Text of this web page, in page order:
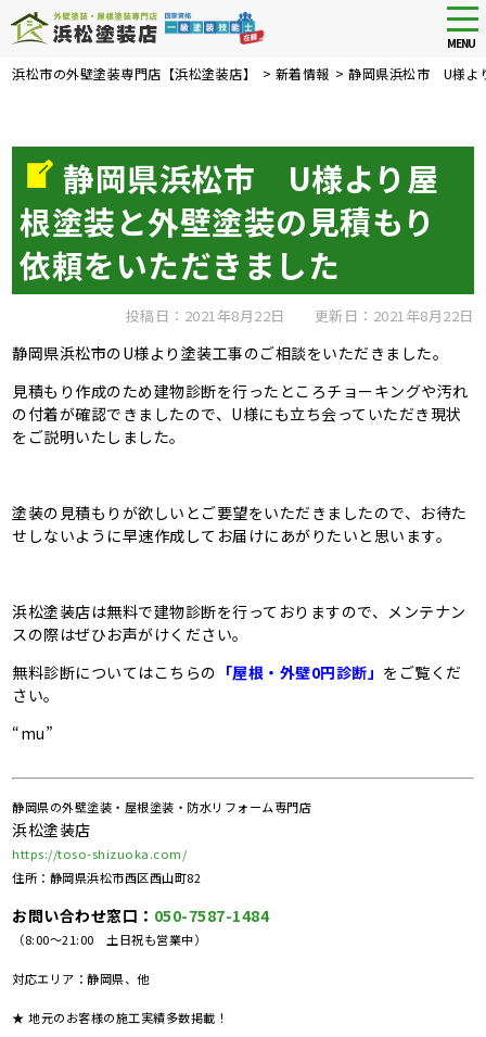
Skip
MENU
浜松市の外壁塗装専門店【浜松塗装店】 > 新着情報 >静岡県浜松市 U様よ
静岡県浜松市 U様より屋
根塗装と外壁塗装の見積もり
依頼をいただきました
投稿日：2021年8月22日 更新日：2021年8月22日
静岡県浜松市のU様より塗装工事のご相談をいただきました。
見積もり作成のため建物診断を行ったところチョーキングや汚れ
の付着が確認できましたので、U様にも立ち会っていただき現状
をご説明いたしました。
塗装の見積もりが欲しいとご要望をいただきましたので、お待た
せしないように早速作成してお届けにあがりたいと思います。
浜松塗装店は無料で建物診断を行っておりますので、メンテナン
スの際はぜひお声がけください。
無料診断についてはこちらの 「屋根・外壁0円診断」 をご覧くだ
さい。
“mu”
静岡県の外壁塗装・屋根塗装・防水リフォーム専門店
浜松塗装店
https://toso-shizuoka.com/
住所：静岡県浜松市西区西山町82
お問い合わせ窓口： 050-7587-1484
（8:00～21:00 土日祝も営業中）
対応エリア：静岡県、他
★ 地元のお客様の施工実績多数掲載！